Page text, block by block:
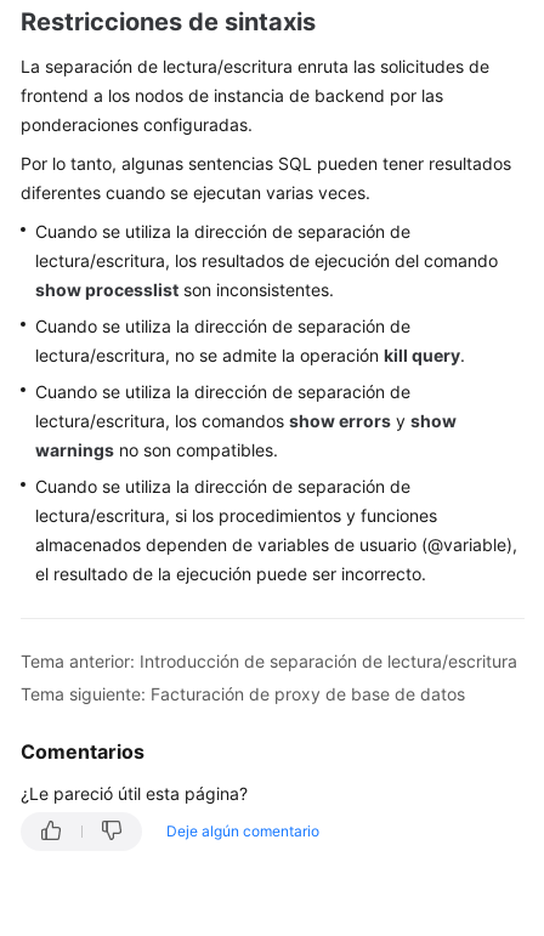
de
parámetro
conexiones
Proxy
de
de
datos
(división
de
lectura/escritura)
de
separación
de
Sugerencias
sobre
uso
proxy
de
Restricciones de sintaxis
La separación de lectura/escritura enruta las solicitudes de
frontend a los nodos de instancia de backend por las
ponderaciones configuradas.
Por lo tanto, algunas sentencias SQL pueden tener resultados
diferentes cuando se ejecutan varias veces.
Cuando se utiliza la dirección de separación de
lectura/escritura, los resultados de ejecución del comando
show processlist son inconsistentes.
Cuando se utiliza la dirección de separación de
lectura/escritura, no se admite la operación kill query.
Cuando se utiliza la dirección de separación de
lectura/escritura, los comandos show errors y show
warnings no son compatibles.
Cuando se utiliza la dirección de separación de
lectura/escritura, si los procedimientos y funciones
almacenados dependen de variables de usuario (@variable),
el resultado de la ejecución puede ser incorrecto.
Tema anterior: Introducción de separación de lectura/escritura
Tema siguiente: Facturación de proxy de base de datos
Comentarios
¿Le pareció útil esta página?
Deje algún comentario